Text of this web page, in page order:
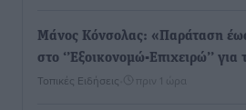
Μάνος Κόνσολας: «Παράταση
στο ‘’Εξοικονομώ-Επιχειρώ’’ για
Τοπικές Ειδήσεις πριν 1 ώρα